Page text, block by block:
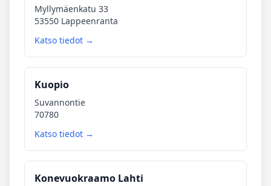
Myllymäenkatu 33
53550 Lappeenranta
Katso tiedot →
Kuopio
Suvannontie
70780
Katso tiedot →
Konevuokraamo Lahti